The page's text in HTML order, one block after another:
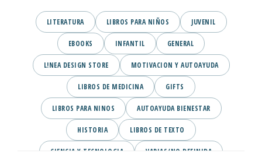
LITERATURA LIBROS PARA NIÑOS JUVENIL
EBOOKS INFANTIL GENERAL
L!NEA DESIGN STORE MOTIVACION Y AUTOAYUDA
LIBROS DE MEDICINA GIFTS
LIBROS PARA NINOS AUTOAYUDA BIENESTAR
HISTORIA LIBROS DE TEXTO
CIENCIA Y TECNOLOGIA VARIAS/NO DEFINIDA